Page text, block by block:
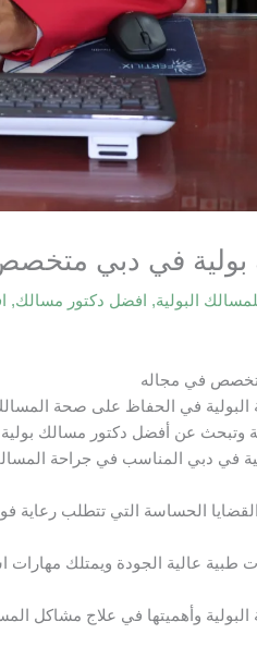
في دبي
البولية, افضل دكتور مسالك,
في مجاله
في الحفاظ على صحة
وتبحث عن أفضل دكتور مسالك
في دبي المناسب في جراحة
القضايا الحساسة التي تتطلب
عالية الجودة ويمتلك مهارات
وأهميتها في علاج مشاكل